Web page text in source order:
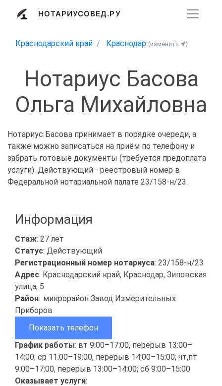
НОТАРИУСОВЕД.РУ
Краснодарский край Краснодар (изменить )
Нотариус Басова
Ольга Михайловна
Нотариус Басова принимает в порядке очереди, а
также можно записаться на приём по телефону и
забрать готовые документы (требуется предоплата
услуги). Действующий - реестровый номер в
Федеральной нотариальной палате 23/158-н/23.
Информация
Стаж: 27 лет
Статус: Действующий
Регистрационный номер нотариуса: 23/158-н/23
Адрес: Краснодарский край, Краснодар, Зиповская
улица, 5
Район: микрорайон Завод Измерительных
Приборов
Показать телефон
График работы: вт 9:00–17:00, перерыв 13:00–
14:00; ср 11:00–19:00, перерыв 14:00–15:00; чт,пт
9:00–17:00, перерыв 13:00–14:00; сб 9:00–15:00
Оказывает услуги: